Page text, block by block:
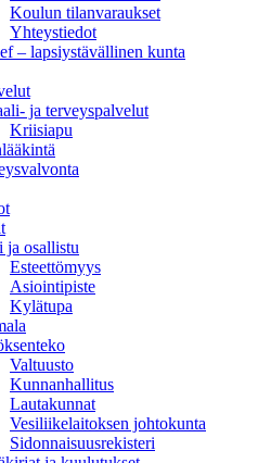
Koulun tilanvaraukset
Yhteystiedot
– lapsiystävällinen kunta
ja terveyspalvelut
Kriisiapu
ja osallistu
Esteettömyys
Asiointipiste
Kylätupa
Valtuusto
Kunnanhallitus
Lautakunnat
Vesiliikelaitoksen johtokunta
Sidonnaisuusrekisteri